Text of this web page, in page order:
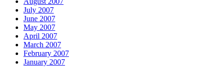
July 2007
June 2007
May 2007
April 2007
March 2007
February 2007
January 2007